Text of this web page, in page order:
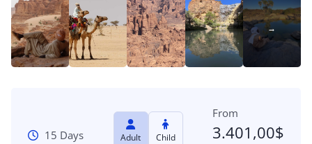
15 Days Adult Child
From
3.401,00$